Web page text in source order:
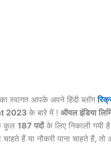
स्वागत आपके अपने हिंदी ब्लॉग
2023 के बारे में ! ऑयल इंडिया
कुल 187 पदोंके लिए निकाली गयी
चाहते हैं या नौकरी पाना चाहते हैं,